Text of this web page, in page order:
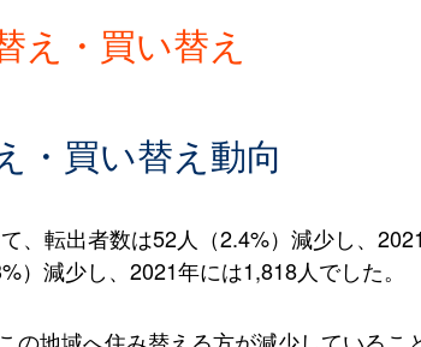
え・買い替え
・買い替え動向
、転出者数は52人（2.4%）減少し、
減少し、2021年には1,818人でした。
地域へ住み替える方が減少しているこ